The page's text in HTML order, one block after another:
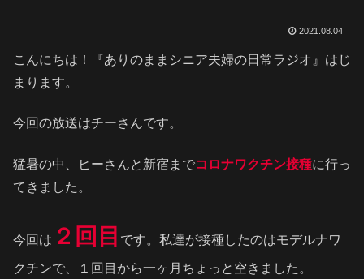
2021.08.04
こんにちは！『ありのままシニア夫婦の日常ラジオ』はじ
まります。
今回の放送はチーさんです。
猛暑の中、ヒーさんと新宿までコロナワクチン接種に行っ
てきました。
今回は ２回目 です。私達が接種したのはモデルナワ
クチンで、１回目から一ヶ月ちょっと空きました。